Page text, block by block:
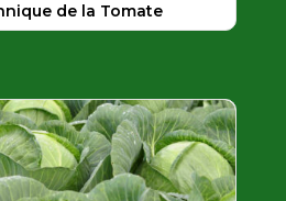
de la Tomate